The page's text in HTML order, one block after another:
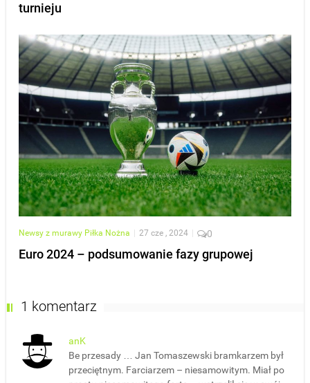
turnieju
Newsy z murawy Piłka Nożna | 27 cze , 2024 | 0
Euro 2024 – podsumowanie fazy grupowej
1 komentarz
anK
Be przesady … Jan Tomaszewski bramkarzem był
przeciętnym. Farciarzem – niesamowitym. Miał po